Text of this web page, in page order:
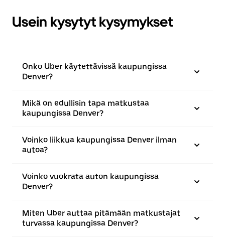
Usein kysytyt kysymykset
Onko Uber käytettävissä kaupungissa
Denver?
Mikä on edullisin tapa matkustaa
kaupungissa Denver?
Voinko liikkua kaupungissa Denver ilman
autoa?
Voinko vuokrata auton kaupungissa
Denver?
Miten Uber auttaa pitämään matkustajat
turvassa kaupungissa Denver?